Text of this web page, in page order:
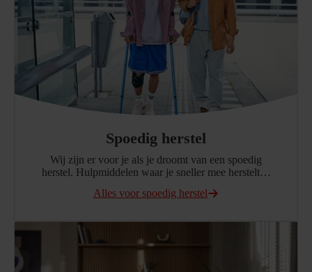
Spoedig herstel
Wij zijn er voor je als je droomt van een spoedig
herstel. Hulpmiddelen waar je sneller mee herstelt…
Alles voor spoedig herstel